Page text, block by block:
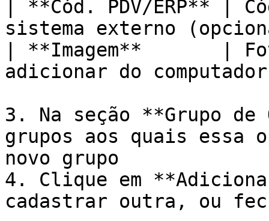
| **Cód. PDV/ERP** |
sistema externo
| **Imagem**       |
adicionar do
3. Na seção **Grupo
grupos aos quais essa
novo grupo
4. Clique em
cadastrar outra, ou